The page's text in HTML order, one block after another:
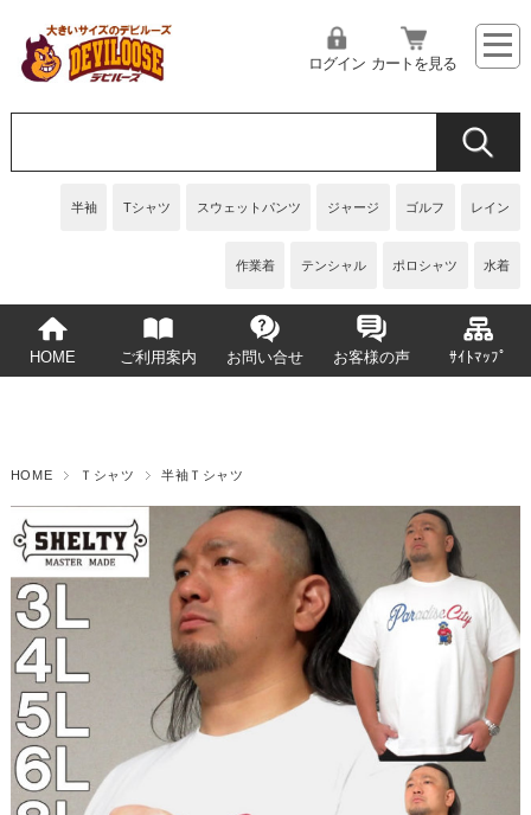
半袖 Tシャツ スウェットパンツ ジャージ ゴルフ レイン
作業着 テンシャル ポロシャツ 水着
ログイン カートを見る
HOME ご利用案内 お問い合せ お客様の声 ｻｲﾄﾏｯﾌﾟ
HOME Ｔシャツ 半袖Ｔシャツ